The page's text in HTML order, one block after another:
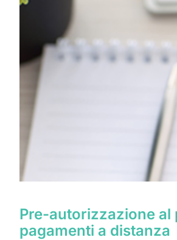
Pre-autorizzazione al
pagamenti a distanza